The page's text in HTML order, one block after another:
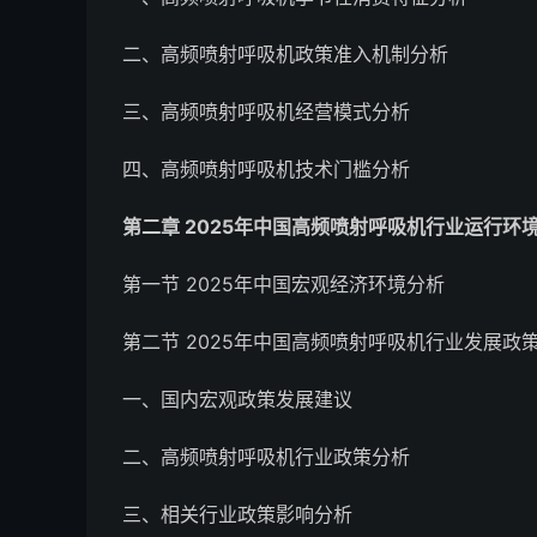
二、高频喷射呼吸机政策准入机制分析
三、高频喷射呼吸机经营模式分析
四、高频喷射呼吸机技术门槛分析
第二章 2025年中国高频喷射呼吸机行业运行环
第一节 2025年中国宏观经济环境分析
第二节 2025年中国高频喷射呼吸机行业发展政
一、国内宏观政策发展建议
二、高频喷射呼吸机行业政策分析
三、相关行业政策影响分析